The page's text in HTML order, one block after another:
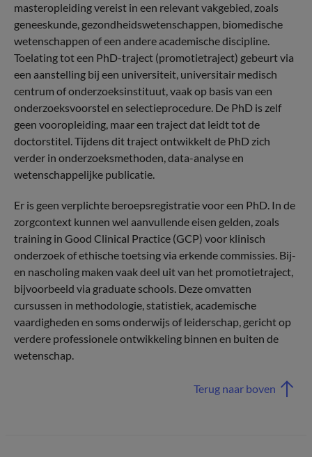
masteropleiding vereist in een relevant vakgebied, zoals
geneeskunde, gezondheidswetenschappen, biomedische
wetenschappen of een andere academische discipline.
Toelating tot een PhD-traject (promotietraject) gebeurt via
een aanstelling bij een universiteit, universitair medisch
centrum of onderzoeksinstituut, vaak op basis van een
onderzoeksvoorstel en selectieprocedure. De PhD is zelf
geen vooropleiding, maar een traject dat leidt tot de
doctorstitel. Tijdens dit traject ontwikkelt de PhD zich
verder in onderzoeksmethoden, data-analyse en
wetenschappelijke publicatie.
Er is geen verplichte beroepsregistratie voor een PhD. In de
zorgcontext kunnen wel aanvullende eisen gelden, zoals
training in Good Clinical Practice (GCP) voor klinisch
onderzoek of ethische toetsing via erkende commissies. Bij-
en nascholing maken vaak deel uit van het promotietraject,
bijvoorbeeld via graduate schools. Deze omvatten
cursussen in methodologie, statistiek, academische
vaardigheden en soms onderwijs of leiderschap, gericht op
verdere professionele ontwikkeling binnen en buiten de
wetenschap.
Terug naar boven